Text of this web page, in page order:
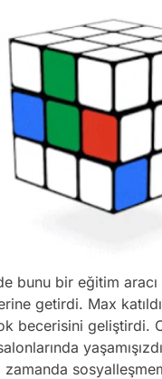
bunu bir eğitim
getirdi. Max
becerisini geliştirdi.